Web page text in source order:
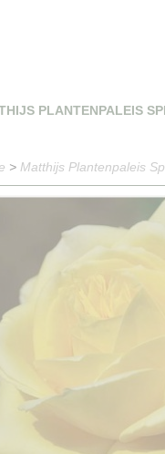
PLANTENPALEIS
> Matthijs Plantenpaleis